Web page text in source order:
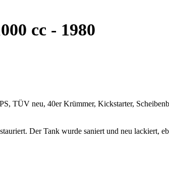
cc - 1980
TÜV neu, 40er Krümmer, Kickstarter,
Der Tank wurde saniert und neu lackiert,
Motorenteilen ersetzt.
Reifen aufgezogen.